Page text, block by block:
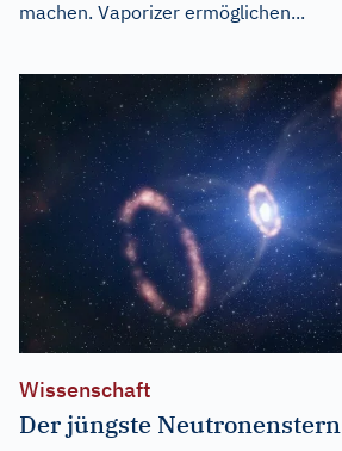
machen. Vaporizer ermöglichen...
Wissenschaft
Der jüngste Neutronenstern